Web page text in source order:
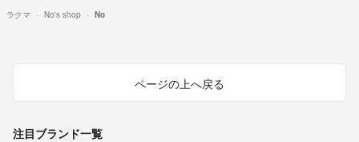
ラクマ No's shop No
ページの上へ戻る
注目ブランド一覧